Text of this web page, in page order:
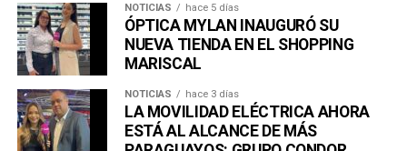
NOTICIAS hace 5 días
ÓPTICA MYLAN INAUGURÓ SU
NUEVA TIENDA EN EL SHOPPING
MARISCAL
NOTICIAS hace 3 días
LA MOVILIDAD ELÉCTRICA AHORA
ESTÁ AL ALCANCE DE MÁS